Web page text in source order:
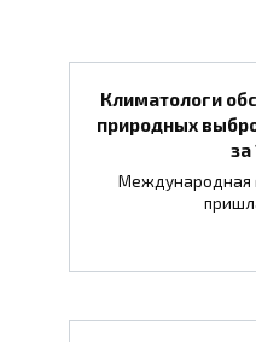
Климатологи
природных
за
Международная